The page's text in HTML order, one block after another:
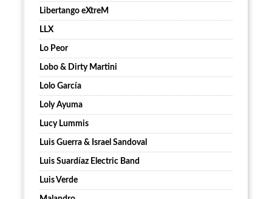
Libertango eXtreM
LLX
Lo Peor
Lobo & Dirty Martini
Lolo García
Loly Ayuma
Lucy Lummis
Luis Guerra & Israel Sandoval
Luis Suardíaz Electric Band
Luis Verde